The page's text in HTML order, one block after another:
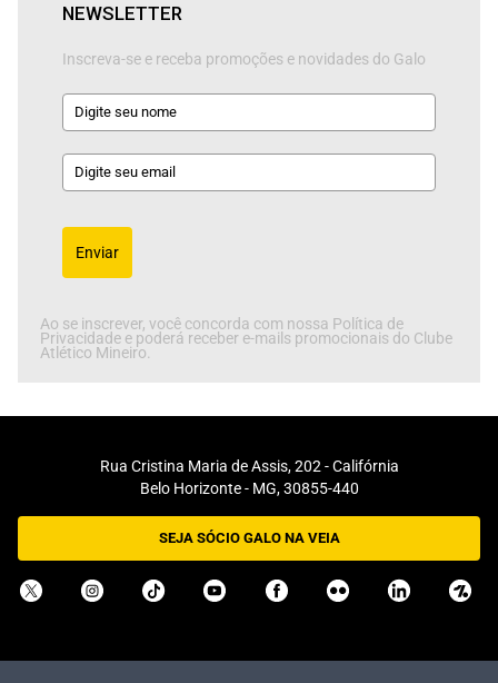
NEWSLETTER
Inscreva-se e receba promoções e novidades do Galo
Enviar
Ao se inscrever, você concorda com nossa Política de
Privacidade e poderá receber e-mails promocionais do Clube
Atlético Mineiro.
Rua Cristina Maria de Assis, 202 - Califórnia
Belo Horizonte - MG, 30855-440
SEJA SÓCIO GALO NA VEIA